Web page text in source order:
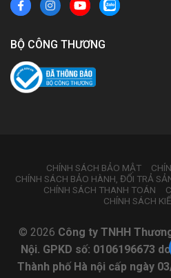
BỘ CÔNG THƯƠNG
CHÍNH SÁCH BẢO MẬT
CHÍNH SÁCH BẢO HÀNH, ĐỔI TRẢ
CHÍNH SÁCH THANH TOÁN
CHÍNH SÁCH
© 2026 Công ty TNHH
Nội. GPKD số: 0106196673
Thành phố Hà nội cấp ngày